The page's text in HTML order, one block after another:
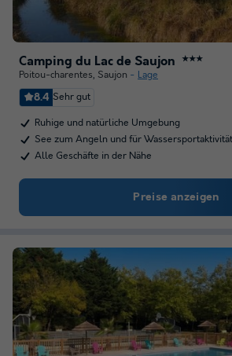
Camping du Lac de Saujon ★★★
Poitou-charentes, Saujon Lage
8.4 Sehr gut
Ruhige und natürliche Umgebung
See zum Angeln und für
Alle Geschäfte in der Nähe
Preise anzeigen